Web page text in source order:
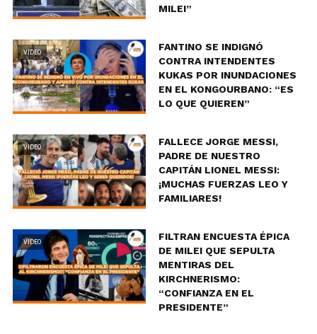
MILEI”
VIDEO
FANTINO SE INDIGNÓ
CONTRA INTENDENTES
KUKAS POR INUNDACIONES
EN EL KONGOURBANO: “ES
LO QUE QUIEREN”
VIDEO
FALLECE JORGE MESSI,
PADRE DE NUESTRO
CAPITÁN LIONEL MESSI:
¡MUCHAS FUERZAS LEO Y
FAMILIARES!
VIDEO
FILTRAN ENCUESTA ÉPICA
DE MILEI QUE SEPULTA
MENTIRAS DEL
KIRCHNERISMO:
“CONFIANZA EN EL
PRESIDENTE”